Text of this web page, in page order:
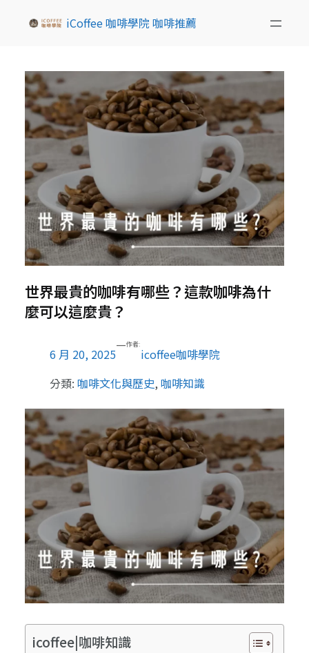
iCoffee 咖啡學院 咖啡推薦
世界最貴的咖啡有哪些？這款咖啡為什
麼可以這麼貴？
6 月 20, 2025
—作者:
icoffee咖啡學院
分類: 咖啡文化與歷史, 咖啡知識
icoffee|咖啡知識